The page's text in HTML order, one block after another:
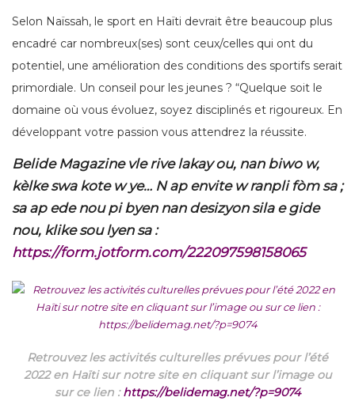
Selon Naïssah, le sport en Haïti devrait être beaucoup plus
encadré car nombreux(ses) sont ceux/celles qui ont du
potentiel, une amélioration des conditions des sportifs serait
primordiale. Un conseil pour les jeunes ? “Quelque soit le
domaine où vous évoluez, soyez disciplinés et rigoureux. En
développant votre passion vous attendrez la réussite.
Belide Magazine vle rive lakay ou, nan biwo w,
kèlke swa kote w ye… N ap envite w ranpli fòm sa ;
sa ap ede nou pi byen nan desizyon sila e gide
nou, klike sou lyen sa :
https://form.jotform.com/222097598158065
Retrouvez les activités culturelles prévues pour l’été
2022 en Haïti sur notre site en cliquant sur l’image ou
sur ce lien :https://belidemag.net/?p=9074